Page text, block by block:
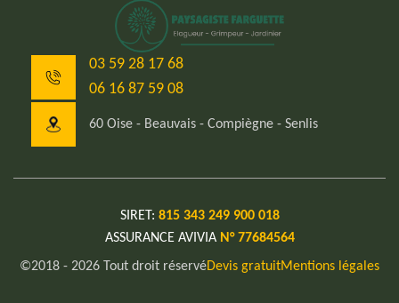
03 59 28 17 68
06 16 87 59 08
60 Oise - Beauvais - Compiègne - Senlis
SIRET: 815 343 249 900 018
ASSURANCE AVIVIA N° 77684564
©2018 - 2026 Tout droit réservéDevis gratuitMentions légales